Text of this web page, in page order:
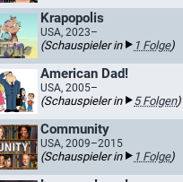
Krapopolis
USA, 2023–
(Schauspieler in 1 Folge)
American Dad!
USA, 2005–
(Schauspieler in 5 Folgen)
Community
USA, 2009–2015
(Schauspieler in 1 Folge)